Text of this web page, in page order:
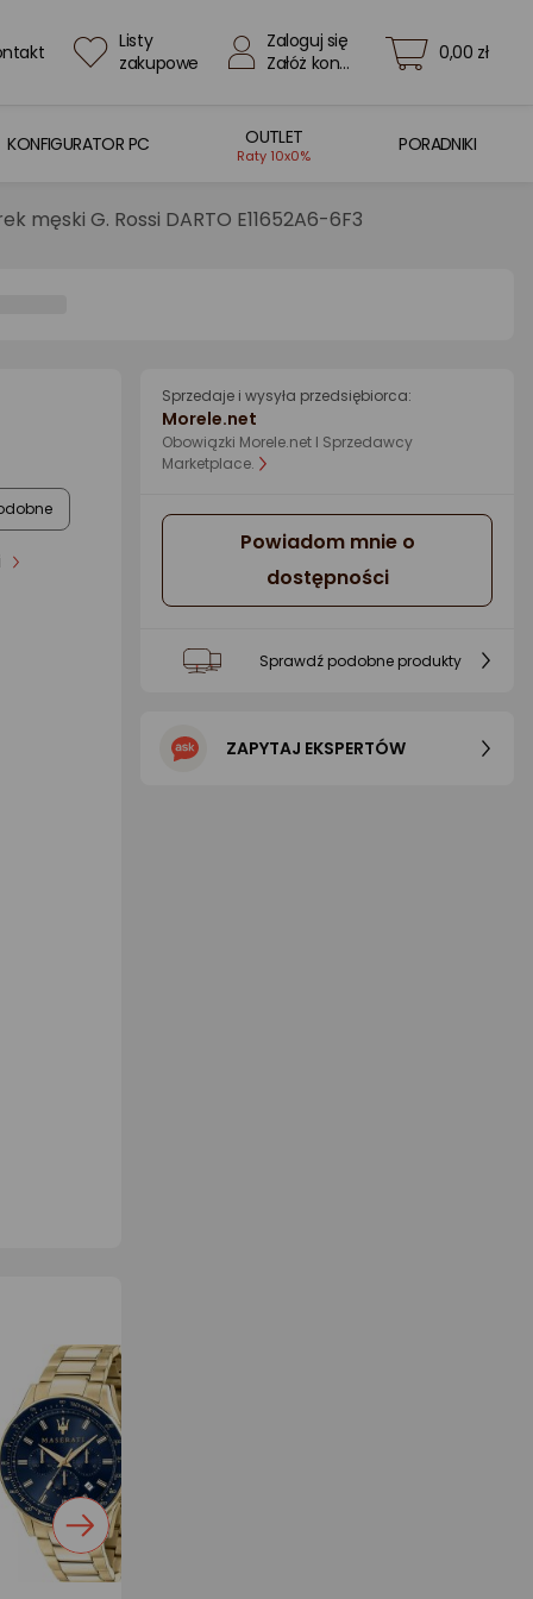
Listy
zakupowe
Zaloguj się
Załóż konto
0,00 zł
KONFIGURATOR PC OUTLET
Raty 10x0%
PORADNIKI
męski G. Rossi DARTO E11652A6-6F3
Sprzedaje i wysyła przedsiębiorca:
Morele.net
Obowiązki Morele.net I Sprzedawcy
Marketplace.
Powiadom mnie o
dostępności
Sprawdź podobne produkty
ZAPYTAJ EKSPERTÓW